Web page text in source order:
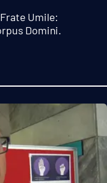
Umile:
Domini.